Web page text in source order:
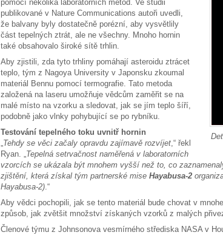
pomocí několika laboratorních metod. Ve studii
publikované v Nature Communications autoři uvedli,
že balvany byly dostatečně porézní, aby vysvětlily
část tepelných ztrát, ale ne všechny. Mnoho hornin
také obsahovalo široké sítě trhlin.
Aby zjistili, zda tyto trhliny pomáhají asteroidu ztrácet
teplo, tým z Nagoya University v Japonsku zkoumal
materiál Bennu pomocí termografie. Tato metoda
založená na laseru umožňuje vědcům zaměřit se na
malé místo na vzorku a sledovat, jak se jím teplo šíří,
podobně jako vlnky pohybující se po rybníku.
Testování tepelného toku uvnitř hornin
„Tehdy se věci začaly opravdu zajímavě rozvíjet,“ řekl
Ryan. „Tepelná setrvačnost naměřená v laboratorních
vzorcích se ukázala být mnohem vyšší než to, co
zjištění, která získal tým partnerské mise Hayabusa-2
Hayabusa-2).“
Aby vědci pochopili, jak se tento materiál bude chovat v
způsob, jak zvětšit množství získaných vzorků z malých
Členové týmu z Johnsonova vesmírného střediska NASA v